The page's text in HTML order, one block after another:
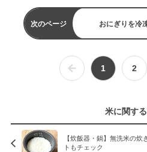
次のページ おにぎりを冷
1 2
米に関す
【炊飯器・鍋】無洗米の
トもチェック